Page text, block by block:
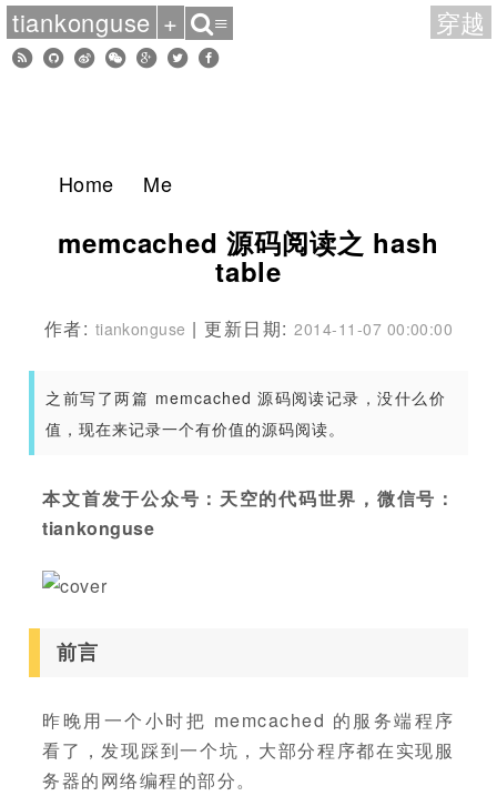
Home Me
memcached 源码阅读之 hash
table
作者: tiankonguse | 更新日期:2014-11-07 00:00:00
之前写了两篇 memcached 源码阅读记录，没什么价
值，现在来记录一个有价值的源码阅读。
本文首发于公众号：天空的代码世界，微信号：
tiankonguse
前言
昨晚用一个小时把 memcached 的服务端程序
看了，发现踩到一个坑，大部分程序都在实现服
务器的网络编程的部分。
tiankonguse + ≡ 穿越